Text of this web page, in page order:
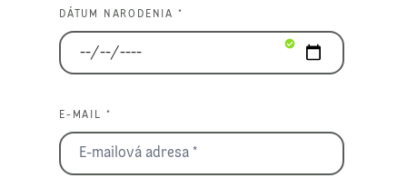
DÁTUM NARODENIA *
E-MAIL *